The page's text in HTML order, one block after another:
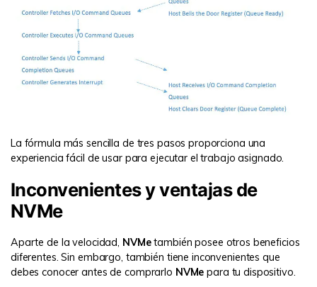
La fórmula más sencilla de tres pasos proporciona una
experiencia fácil de usar para ejecutar el trabajo asignado.
Inconvenientes y ventajas de
NVMe
Aparte de la velocidad, NVMe también posee otros beneficios
diferentes. Sin embargo, también tiene inconvenientes que
debes conocer antes de comprarlo NVMe para tu dispositivo.